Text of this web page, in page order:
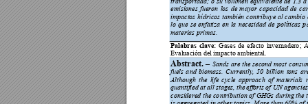
emisiones fueron los de mayor capacidad de
impactos hídricos también contribuye al cambio
lo que se enfatiza en la necesidad de políticas p
materias primas.
Palabras clave: Gases de efecto invernadero;
Evaluación del impacto ambiental.
Abstract. – Sands are the second most
fuels and biomass. Currently, 50 billion tons
Although the life cycle approach of materials
quantified at all stages, the efforts of UN
considered the contribution of GHGs during the